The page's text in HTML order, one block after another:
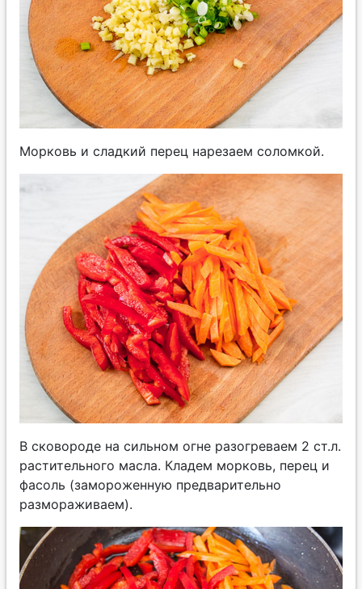
Морковь и сладкий перец нарезаем соломкой.
В сковороде на сильном огне разогреваем 2 ст.л.
растительного масла. Кладем морковь, перец и
фасоль (замороженную предварительно
размораживаем).